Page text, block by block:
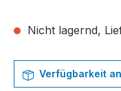
Nicht lagernd,
Verfügbarkeit